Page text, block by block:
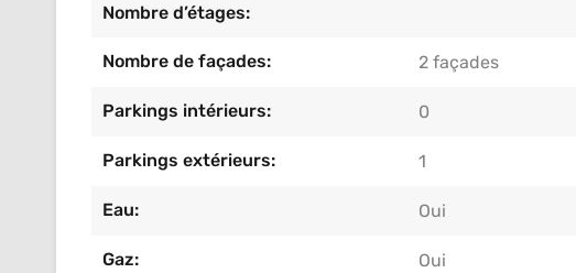
Nombre d’étages:
Nombre de façades: 2 façades
Parkings intérieurs: 0
Parkings extérieurs: 1
Eau: Oui
Gaz: Oui